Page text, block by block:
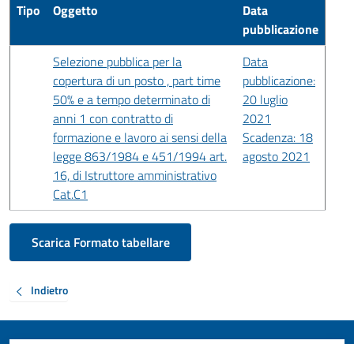
Tipo Oggetto
Data
pubblicazione
Selezione pubblica per la
copertura di un posto , part time
50% e a tempo determinato di
anni 1 con contratto di
formazione e lavoro ai sensi della
legge 863/1984 e 451/1994 art.
16, di Istruttore amministrativo
Cat.C1
Data
pubblicazione:
20 luglio
2021
Scadenza: 18
agosto 2021
Scarica Formato tabellare
Indietro